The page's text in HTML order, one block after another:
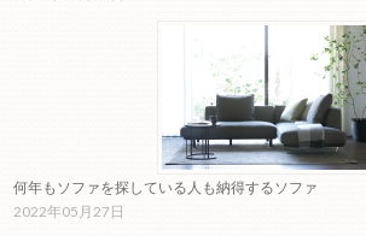
何年もソファを探している人も納得するソファ
2022年05月27日